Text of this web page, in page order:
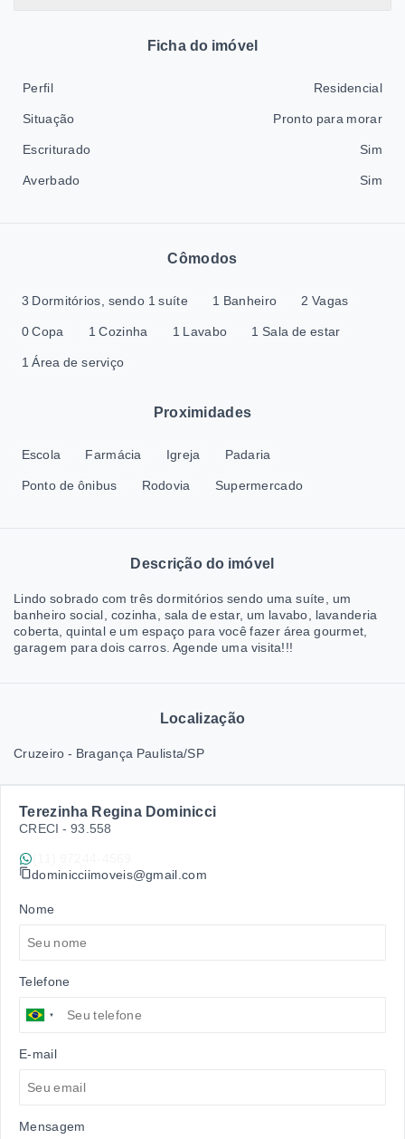
Cômodos
3 Dormitórios, sendo 1 suíte 1 Banheiro 2 Vagas
0 Copa 1 Cozinha 1 Lavabo 1 Sala de estar
1 Área de serviço
Proximidades
Escola Farmácia Igreja Padaria
Ponto de ônibus Rodovia Supermercado
Descrição do imóvel
Lindo sobrado com três dormitórios sendo uma suíte, um
banheiro social, cozinha, sala de estar, um lavabo, lavanderia
coberta, quintal e um espaço para você fazer área gourmet,
garagem para dois carros. Agende uma visita!!!
Localização
Cruzeiro - Bragança Paulista/SP
Ficha do imóvel
Perfil Residencial
Situação Pronto para morar
Escriturado Sim
Averbado Sim
Terezinha Regina Dominicci
CRECI - 93.558
dominicciimoveis@gmail.com
Nome
Telefone
E-mail
Mensagem